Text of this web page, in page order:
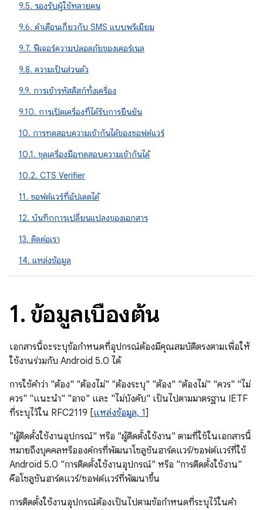
9.5. รองรับผู้ใช้หลายคน
9.6. คำเตือนเกี่ยวกับ SMS แบบพรีเมียม
9.7. ฟีเจอร์ความปลอดภัยของเคอร์เนล
9.8. ความเป็นส่วนตัว
9.9. การเข้ารหัสดิสก์ทั้งเครื่อง
9.10. การเปิดเครื่องที่ได้รับการยืนยัน
10. การทดสอบความเข้ากันได้ของซอฟต์แวร์
10.1. ชุดเครื่องมือทดสอบความเข้ากันได้
10.2. CTS Verifier
11. ซอฟต์แวร์ที่อัปเดตได้
12. บันทึกการเปลี่ยนแปลงของเอกสาร
13. ติดต่อเรา
14. แหล่งข้อมูล
1. ข้อมูลเบื้องต้น
เอกสารนี้จะระบุข้อกำหนดที่อุปกรณ์ต้องมีคุณสมบัติตรงตามเพื่อให้
ใช้งานร่วมกับ Android 5.0 ได้
การใช้คําว่า "ต้อง" "ต้องไม่" "ต้องระบุ" "ต้อง" "ต้องไม่" "ควร" "ไม่
ควร" "แนะนํา" "อาจ" และ "ไม่บังคับ" เป็นไปตามมาตรฐาน IETF
ที่ระบุไว้ใน RFC2119 [แหล่งข้อมูล, 1]
"ผู้ติดตั้งใช้งานอุปกรณ์" หรือ "ผู้ติดตั้งใช้งาน" ตามที่ใช้ในเอกสารนี้
หมายถึงบุคคลหรือองค์กรที่พัฒนาโซลูชันฮาร์ดแวร์/ซอฟต์แวร์ที่ใช้
Android 5.0 "การติดตั้งใช้งานอุปกรณ์" หรือ "การติดตั้งใช้งาน"
คือโซลูชันฮาร์ดแวร์/ซอฟต์แวร์ที่พัฒนาขึ้น
การติดตั้งใช้งานอุปกรณ์ต้องเป็นไปตามข้อกำหนดที่ระบุไว้ในคำ